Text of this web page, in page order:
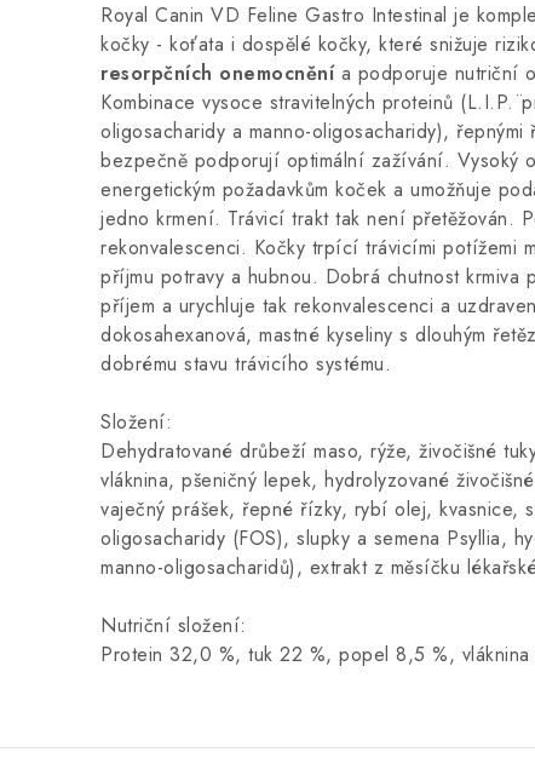
Royal Canin VD Feline Gastro Intestinal je
kočky - koťata i dospělé kočky, které snižuje
resorpčních onemocněnía podporuje nutriční
Kombinace vysoce stravitelných proteinů
oligosacharidy a manno-oligosacharidy),
bezpečně podporují optimální zažívání. Vysoký
energetickým požadavkům koček a umožňuje
jedno krmení. Trávicí trakt tak není přetěžován.
rekonvalescenci. Kočky trpící trávicími potížemi
příjmu potravy a hubnou. Dobrá chutnost krmiva
příjem a urychluje tak rekonvalescenci a
dokosahexanová, mastné kyseliny s dlouhým
dobrému stavu trávicího systému.
Složení:
Dehydratované drůbeží maso, rýže, živočišné
vláknina, pšeničný lepek, hydrolyzované
vaječný prášek, řepné řízky, rybí olej, kvasnice,
oligosacharidy (FOS), slupky a semena Psyllia,
manno-oligosacharidů), extrakt z měsíčku
Nutriční složení:
Protein 32,0 %, tuk 22 %, popel 8,5 %, vláknina